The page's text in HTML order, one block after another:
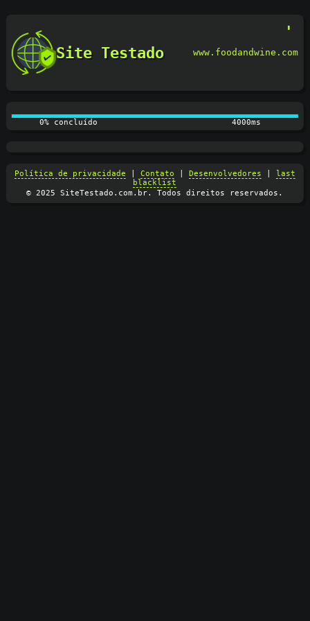
Site Testado www.foodandwine.com
0% concluído 4100ms
Política de privacidade Contato Desenvolvedores
last
blacklist
© 2025 SiteTestado.com.br. Todos direitos reservados.